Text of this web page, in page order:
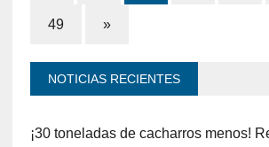
49 »
NOTICIAS RECIENTES
¡30 toneladas de cacharros menos!